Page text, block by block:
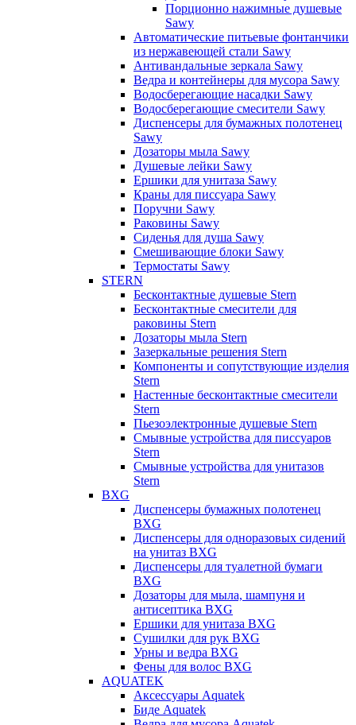
Порционно нажимные душевые
Sawy
Автоматические питьевые фонтанчики
из нержавеющей стали Sawy
Антивандальные зеркала Sawy
Ведра и контейнеры для мусора Sawy
Водосберегающие насадки Sawy
Водосберегающие смесители Sawy
Диспенсеры для бумажных полотенец
Sawy
Дозаторы мыла Sawy
Душевые лейки Sawy
Ершики для унитаза Sawy
Краны для писсуара Sawy
Поручни Sawy
Раковины Sawy
Сиденья для душа Sawy
Смешивающие блоки Sawy
Термостаты Sawy
STERN
Бесконтактные душевые Stern
Бесконтактные смесители для
раковины Stern
Дозаторы мыла Stern
Зазеркальные решения Stern
Компоненты и сопутствующие изделия
Stern
Настенные бесконтактные смесители
Stern
Пьезоэлектронные душевые Stern
Смывные устройства для писсуаров
Stern
Смывные устройства для унитазов
Stern
BXG
Диспенсеры бумажных полотенец
BXG
Диспенсеры для одноразовых сидений
на унитаз BXG
Диспенсеры для туалетной бумаги
BXG
Дозаторы для мыла, шампуня и
антисептика BXG
Ершики для унитаза BXG
Сушилки для рук BXG
Урны и ведра BXG
Фены для волос BXG
AQUATEK
Аксессуары Aquatek
Биде Aquatek